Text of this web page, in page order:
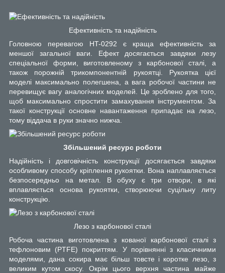
Ефективність та надійність
Головною перевагою HT-0292 є краща ефективність за
меншої загальної ваги. Ефект досягається завдяки лезу
спеціальної форми, виготовленому з карбонової сталі, а
також порожній трикомпонентній рукоятці. Рукоятка цієї
моделі максимально полегшена, а вага робочої частини не
перевищує вагу аналогічних моделей. Це зроблено для того,
щоб максимально спростити замахування інструментом. За
такої конструкції основне навантаження припадає на лезо,
тому віддача в руки значно нижча.
Збільшений ресурс роботи
Надійність і довговічність конструкції досягається завдяки
особливому способу кріплення рукоятки. Вона наплавляється
безпосередньо на метал. В обуху є три отвори, в які
вплавляється основа рукоятки, створюючи суцільну литу
конструкцію.
Лезо з карбонової сталі
Робоча частина виготовлена з кованої карбонової сталі з
тефлоновим (PTFE) покриттям. У порівнянні з класичними
моделями, дана сокира має більш товсте і коротке лезо, з
великим кутом скосу. Окрім цього верхня частина майже